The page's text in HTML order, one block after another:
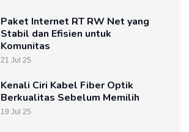
Paket Internet RT RW Net yang
Stabil dan Efisien untuk
Komunitas
21 Jul 25
Kenali Ciri Kabel Fiber Optik
Berkualitas Sebelum Memilih
19 Jul 25